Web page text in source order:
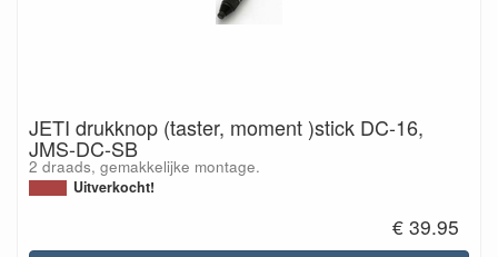
JETI drukknop (taster, moment )stick DC-16,
JMS-DC-SB
2 draads, gemakkelijke montage.
Uitverkocht!
€ 39.95